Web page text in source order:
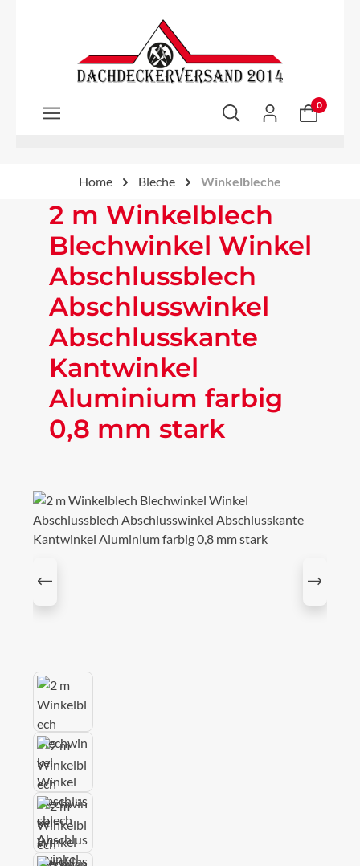
Zum Hauptinhalt springen
0
Home Bleche Winkelbleche
2 m Winkelblech
Blechwinkel Winkel
Abschlussblech
Abschlusswinkel
Abschlusskante
Kantwinkel
Aluminium farbig
0,8 mm stark
Bildergalerie überspringen